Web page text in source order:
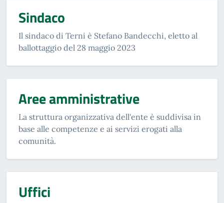
Sindaco
Il sindaco di Terni è Stefano Bandecchi, eletto al
ballottaggio del 28 maggio 2023
Aree amministrative
La struttura organizzativa dell'ente è suddivisa in
base alle competenze e ai servizi erogati alla
comunità.
Uffici